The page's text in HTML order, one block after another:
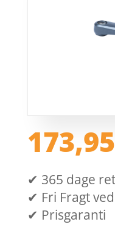
173,95
✔ 365 dage
✔ Fri Fragt
✔ Prisgaranti